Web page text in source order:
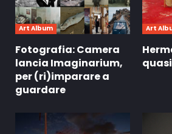
Art Album
Fotografia: Camera
lancia Imaginarium,
per (ri)imparare a
guardare
Art